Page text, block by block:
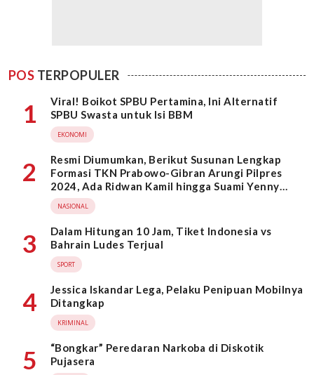
POS TERPOPULER
1
Viral! Boikot SPBU Pertamina, Ini Alternatif
SPBU Swasta untuk Isi BBM
EKONOMI
2
Resmi Diumumkan, Berikut Susunan Lengkap
Formasi TKN Prabowo-Gibran Arungi Pilpres
2024, Ada Ridwan Kamil hingga Suami Yenny
Wahid
NASIONAL
3
Dalam Hitungan 10 Jam, Tiket Indonesia vs
Bahrain Ludes Terjual
SPORT
4
Jessica Iskandar Lega, Pelaku Penipuan Mobilnya
Ditangkap
KRIMINAL
5
“Bongkar” Peredaran Narkoba di Diskotik
Pujasera